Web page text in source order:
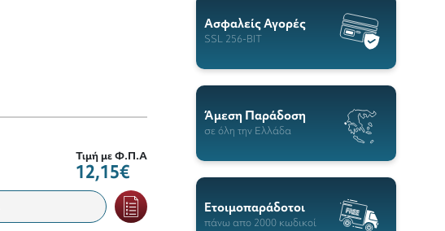
Τιμή με Φ.Π.Α
12,15€
Ασφαλείς Αγορές
SSL 256-BIT
Άμεση Παράδοση
σε όλη την Ελλάδα
Ετοιμοπαράδοτοι
πάνω απο 2000 κωδικοί